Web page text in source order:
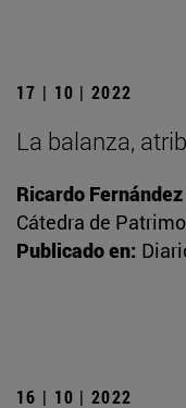
17 | 10 | 2022
La balanza,
Ricardo
Cátedra de
Publicado en:
16 | 10 | 2022